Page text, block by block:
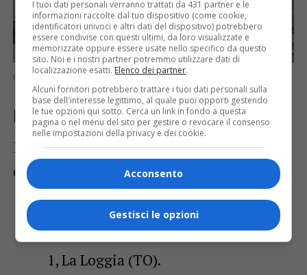
Carmine Velardo e Giovanni Marte
Dove e quando usufruire del servizio
Il servizio gratuito di patronato e CAF è
disponibile:
RSA “La Loggia” : ogni lunedì dalle
16.30 alle 18.00 in Via Umberto Saba
1, La Loggia (TO).
I tuoi dati personali verranno trattati da 431 partner e le
informazioni raccolte dal tuo dispositivo (come cookie,
identificatori univoci e altri dati del dispositivo) potrebbero
essere condivise con questi ultimi, da loro visualizzate e
memorizzate oppure essere usate nello specifico da questo
sito. Noi e i nostri partner potremmo utilizzare dati di
localizzazione esatti. Elenco dei partner.
Alcuni fornitori potrebbero trattare i tuoi dati personali sulla
base dell'interesse legittimo, al quale puoi opporti gestendo
le tue opzioni qui sotto. Cerca un link in fondo a questa
pagina o nel menu del sito per gestire o revocare il consenso
nelle impostazioni della privacy e dei cookie.
Acconsento
Gestisci le opzioni